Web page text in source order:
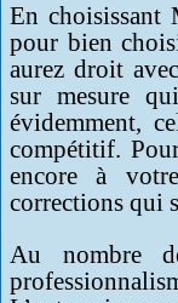
En choisissant
pour bien
aurez droit
sur mesure
évidemment,
compétitif.
encore à
corrections qui
Au nombre